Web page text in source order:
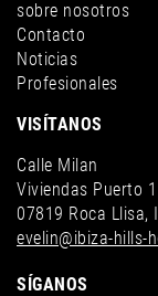
sobre nosotros
Contacto
Noticias
Profesionales
VISÍTANOS
Calle Milan
Viviendas Puerto 1
07819 Roca Llisa,
evelin@ibiza-hills-
SÍGANOS